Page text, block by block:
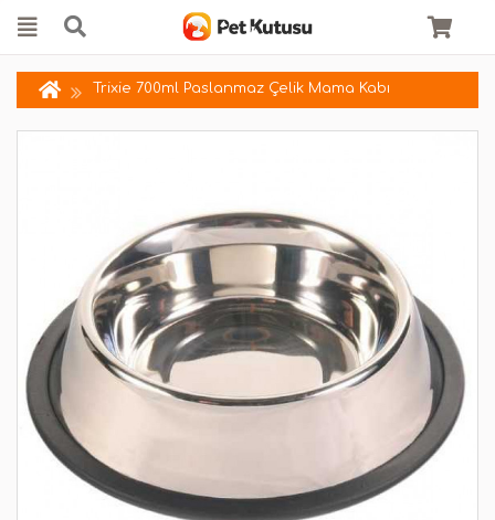
Trixie 700ml Paslanmaz Çelik Mama Kabı